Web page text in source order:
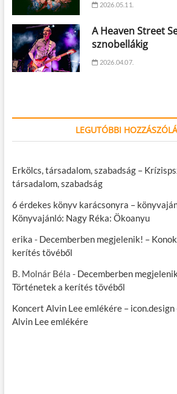
2026.05.11.
A Heaven Street
sznobellákig
2026.04.07.
LEGUTÓBBI
Erkölcs, társadalom, szabadság –
társadalom, szabadság
6 érdekes könyv karácsonyra –
Könyvajánló: Nagy Réka: Ökoanyu
erika - Decemberben megjelenik! –
kerítés tövéből
B. Molnár Béla - Decemberben
Történetek a kerítés tövéből
Koncert Alvin Lee emlékére – icon.design
Alvin Lee emlékére